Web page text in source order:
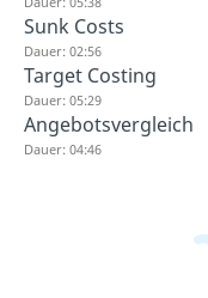
Sunk Costs
Dauer: 02:56
Target Costing
Dauer: 05:29
Angebotsvergleich
Dauer: 04:46